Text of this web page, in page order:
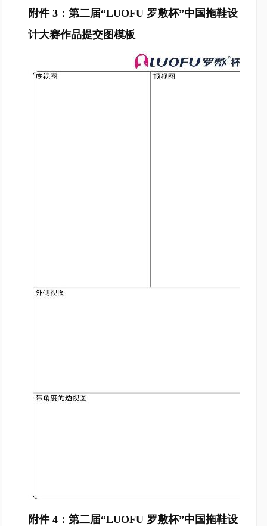
附件 3：第二届“LUOFU 罗敷杯”中国拖鞋设
计大赛作品提交图模板
附件 4：第二届“LUOFU 罗敷杯”中国拖鞋设